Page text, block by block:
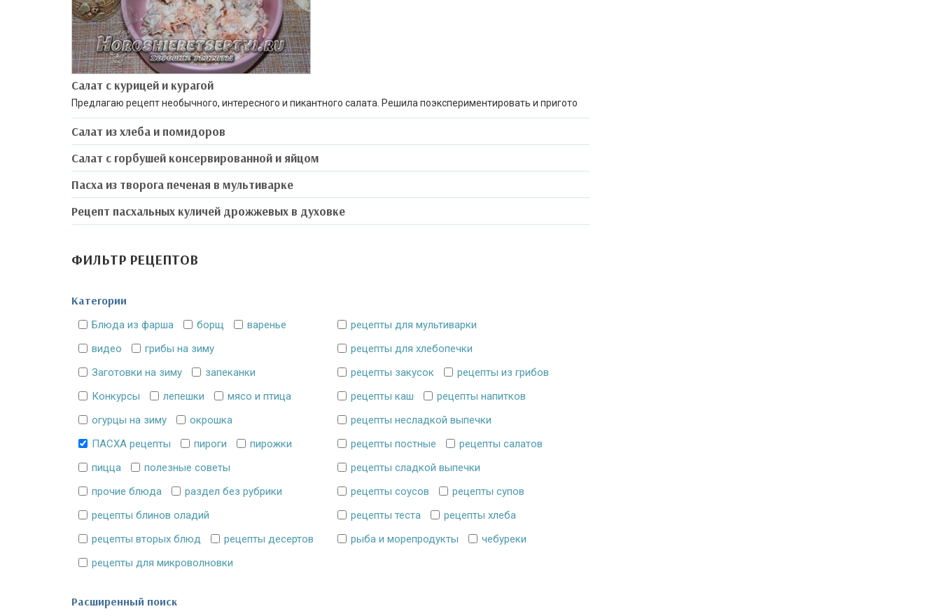
Салат с курицей и курагой
Предлагаю рецепт необычного, интересного и пикантного салата. Решила поэкспериментировать и пригото
Салат из хлеба и помидоров
Салат с горбушей консервированной и яйцом
Пасха из творога печеная в мультиварке
Рецепт пасхальных куличей дрожжевых в духовке
ФИЛЬТР РЕЦЕПТОВ
Категории
Блюда из фарша борщ
варенье
видео
грибы на зиму
Заготовки на зиму
запеканки
Конкурсы
лепешки
мясо и птица
огурцы на зиму
окрошка
ПАСХА рецепты
пироги
пирожки
пицца
полезные советы
прочие блюда
раздел без рубрики
рецепты блинов оладий
рецепты вторых блюд
рецепты десертов
рецепты для микроволновки
рецепты для мультиварки
рецепты для хлебопечки
рецепты закусок
рецепты из грибов
рецепты каш
рецепты напитков
рецепты несладкой выпечки
рецепты постные
рецепты салатов
рецепты сладкой выпечки
рецепты соусов
рецепты супов
рецепты теста
рецепты хлеба
рыба и морепродукты
чебуреки
Расширенный поиск